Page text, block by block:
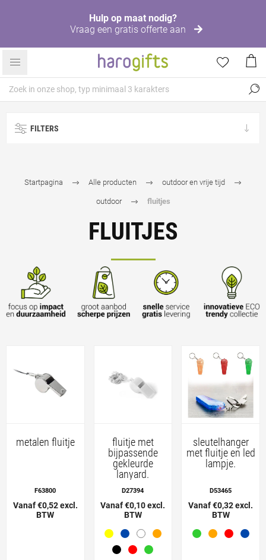
Hulp op maat nodig?
Vraag een gratis offerte aan
FILTERS
Startpagina Alle producten outdoor en vrije tijd
outdoor fluitjes
FLUITJES
metalen fluitje
F63800
Vanaf €0,52 excl.
BTW
fluitje met
bijpassende
gekleurde
lanyard.
D27394
Vanaf €0,10 excl.
BTW
sleutelhanger
met fluitje en led
lampje.
D53465
Vanaf €0,32 excl.
BTW